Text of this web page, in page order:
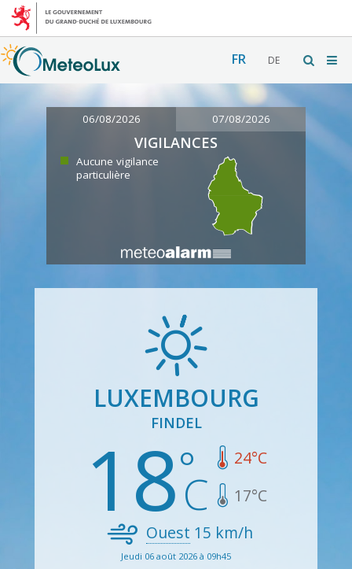
FR DE
06/08/2026 07/08/2026
VIGILANCES
Aucune vigilance
particulière
LUXEMBOURG
FINDEL
18 24°C
17°C
Ouest 15 km/h
Jeudi 06 août 2026 à 09h45